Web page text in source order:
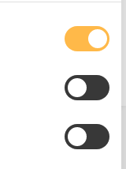
dokument.pdf